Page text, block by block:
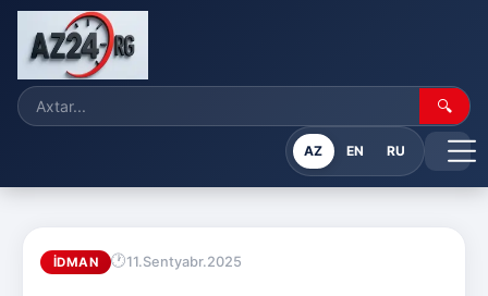
🔍
AZ EN RU
İDMAN 11.Sentyabr.2025